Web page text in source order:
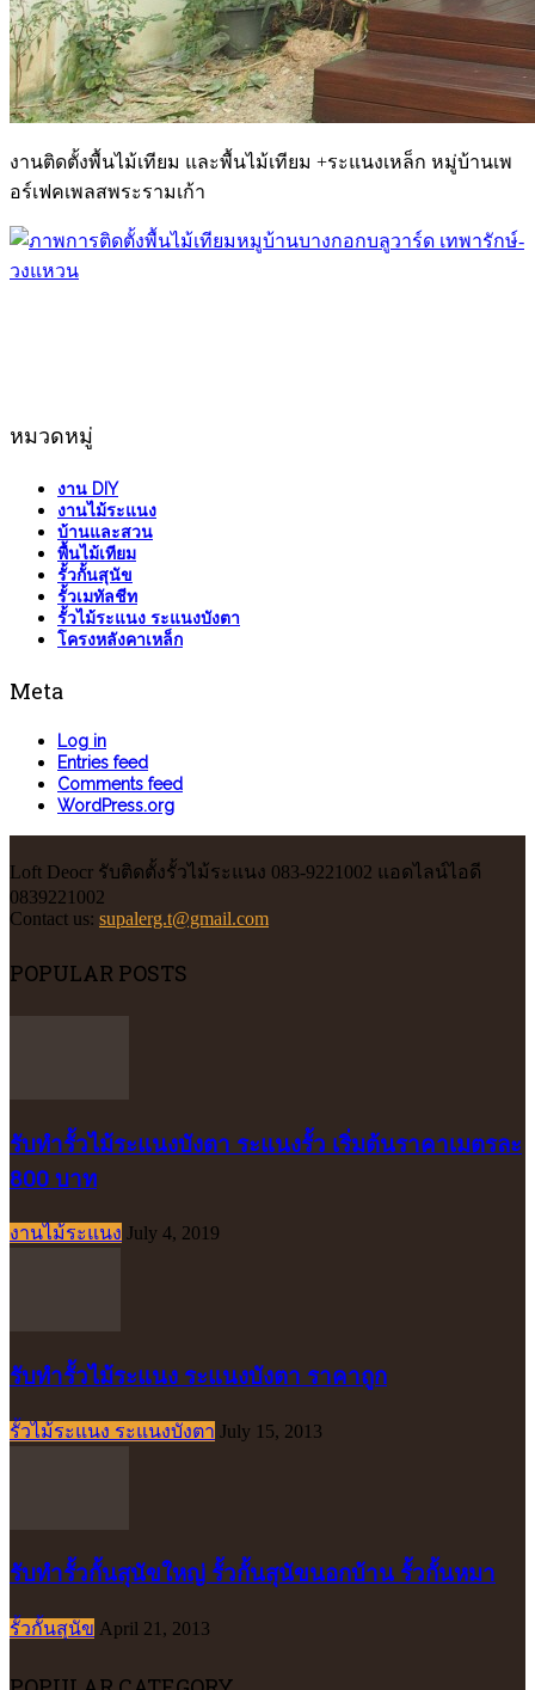
งานติดตั้งพื้นไม้เทียม และพื้นไม้เทียม +ระแนงเหล็ก หมู่บ้านเพ
อร์เฟคเพลสพระรามเก้า
หมวดหมู่
งาน DIY
งานไม้ระแนง
บ้านและสวน
พื้นไม้เทียม
รั้วกั้นสุนัข
รั้วเมทัลชีท
รั้วไม้ระแนง ระแนงบังตา
โครงหลังคาเหล็ก
Meta
Log in
Entries feed
Comments feed
WordPress.org
Loft Deocr รับติดตั้งรั้วไม้ระแนง 083-9221002 แอดไลน์ไอดี
0839221002
Contact us: supalerg.t@gmail.com
POPULAR POSTS
รับทำรั้วไม้ระแนงบังตา ระแนงรั้ว เริ่มต้นราคาเมตรละ
800 บาท
งานไม้ระแนง July 4, 2019
รับทำรั้วไม้ระแนง ระแนงบังตา ราคาถูก
รั้วไม้ระแนง ระแนงบังตา July 15, 2013
รับทำรั้วกั้นสุนัขใหญ่ รั้วกั้นสุนัขนอกบ้าน รั้วกั้นหมา
รั้วกั้นสุนัข April 21, 2013